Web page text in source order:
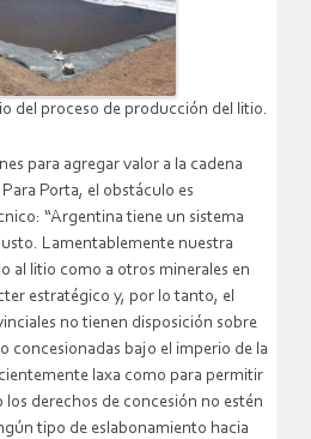
del proceso de producción del litio.
para agregar valor a la cadena
Porta, el obstáculo es
“Argentina tiene un sistema
Lamentablemente nuestra
al litio como a otros minerales en
estratégico y, por lo tanto, el
no tienen disposición sobre
concesionadas bajo el imperio de la
laxa como para permitir
derechos de concesión no estén
tipo de eslabonamiento hacia